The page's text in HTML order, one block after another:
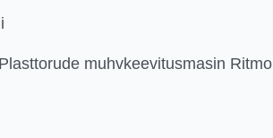
Plasttorude muhvkeevitusmasin Ritmo